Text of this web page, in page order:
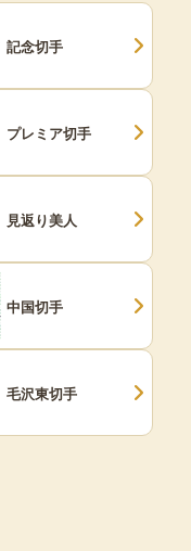
記念切手
プレミア切手
見返り美人
中国切手
毛沢東切手